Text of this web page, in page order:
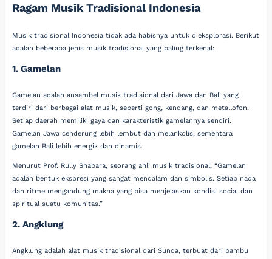
Ragam Musik Tradisional Indonesia
Musik tradisional Indonesia tidak ada habisnya untuk dieksplorasi. Berikut
adalah beberapa jenis musik tradisional yang paling terkenal:
1. Gamelan
Gamelan adalah ansambel musik tradisional dari Jawa dan Bali yang
terdiri dari berbagai alat musik, seperti gong, kendang, dan metallofon.
Setiap daerah memiliki gaya dan karakteristik gamelannya sendiri.
Gamelan Jawa cenderung lebih lembut dan melankolis, sementara
gamelan Bali lebih energik dan dinamis.
Menurut Prof. Rully Shabara, seorang ahli musik tradisional, “Gamelan
adalah bentuk ekspresi yang sangat mendalam dan simbolis. Setiap nada
dan ritme mengandung makna yang bisa menjelaskan kondisi social dan
spiritual suatu komunitas.”
2. Angklung
Angklung adalah alat musik tradisional dari Sunda, terbuat dari bambu